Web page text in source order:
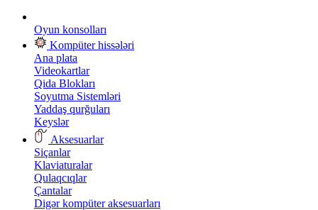
Oyun konsolları
Kompüter hissələri
Ana plata
Videokartlar
Qida Blokları
Soyutma Sistemləri
Yaddaş qurğuları
Keyslər
Aksesuarlar
Siçanlar
Klaviaturalar
Qulaqcıqlar
Çantalar
Digər kompüter aksesuarları